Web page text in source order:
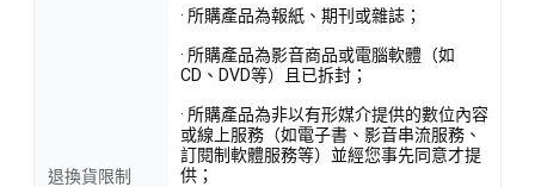
退換貨限制
· 所購產品為報紙、期刊或雜誌；
· 所購產品為影音商品或電腦軟體（如
CD、DVD等）且已拆封；
· 所購產品為非以有形媒介提供的數位內容
或線上服務（如電子書、影音串流服務、
訂閱制軟體服務等）並經您事先同意才提
供；